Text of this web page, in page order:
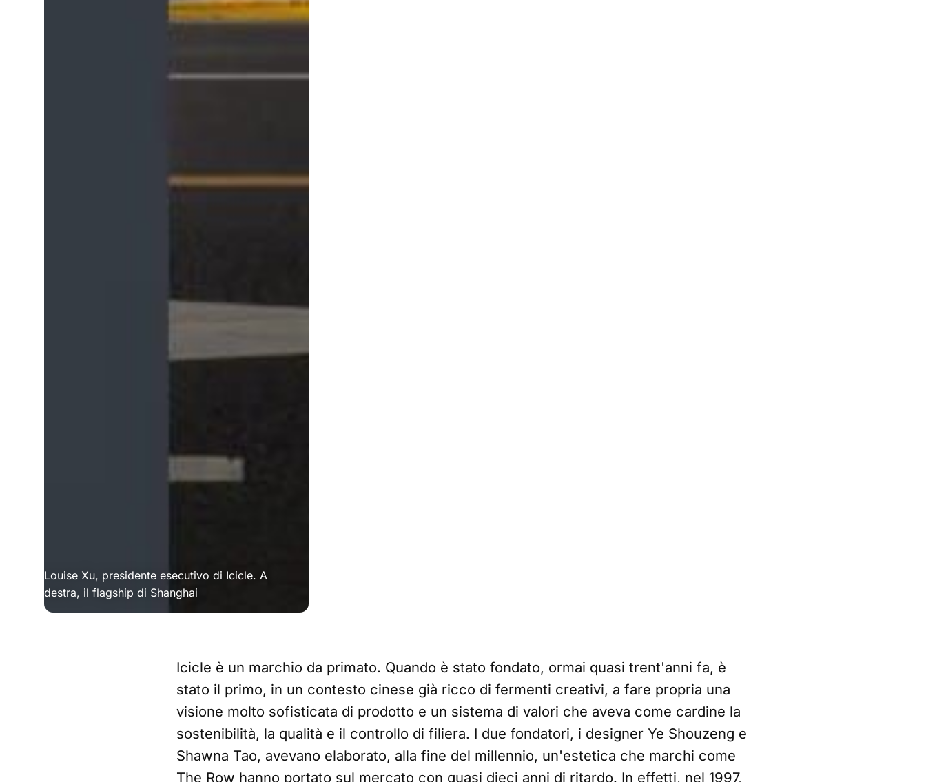
Louise Xu, presidente esecutivo di Icicle. A
destra, il flagship di Shanghai
Icicle è un marchio da primato. Quando è stato fondato, ormai quasi trent'anni fa, è
stato il primo, in un contesto cinese già ricco di fermenti creativi, a fare propria una
visione molto sofisticata di prodotto e un sistema di valori che aveva come cardine la
sostenibilità, la qualità e il controllo di filiera. I due fondatori, i designer Ye Shouzeng e
Shawna Tao, avevano elaborato, alla fine del millennio, un'estetica che marchi come
The Row hanno portato sul mercato con quasi dieci anni di ritardo. In effetti, nel 1997,